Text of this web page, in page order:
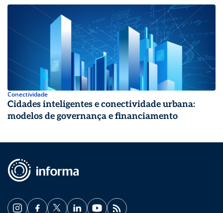
Conectividade
Cidades inteligentes e conectividade urbana:
modelos de governança e financiamento